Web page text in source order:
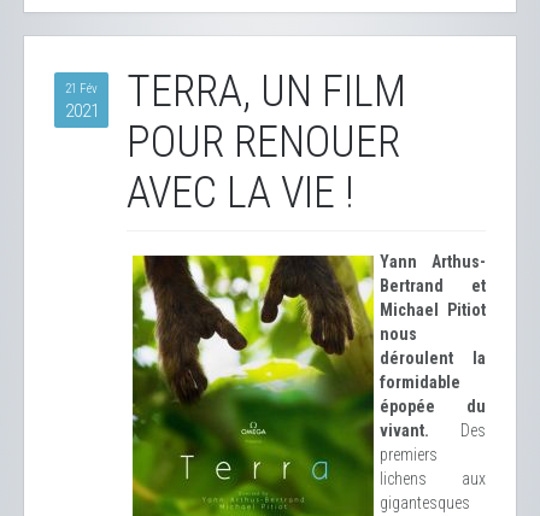
21 Fév
2021
TERRA, UN FILM
POUR RENOUER
AVEC LA VIE !
Yann Arthus-
Bertrand et
Michael Pitiot
nous
déroulent la
formidable
épopée du
vivant. Des
premiers
lichens aux
gigantesques